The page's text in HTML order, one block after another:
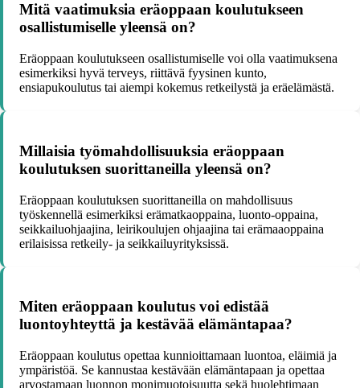
Mitä vaatimuksia eräoppaan koulutukseen
osallistumiselle yleensä on?
Eräoppaan koulutukseen osallistumiselle voi olla vaatimuksena
esimerkiksi hyvä terveys, riittävä fyysinen kunto,
ensiapukoulutus tai aiempi kokemus retkeilystä ja eräelämästä.
Millaisia työmahdollisuuksia eräoppaan
koulutuksen suorittaneilla yleensä on?
Eräoppaan koulutuksen suorittaneilla on mahdollisuus
työskennellä esimerkiksi erämatkaoppaina, luonto-oppaina,
seikkailuohjaajina, leirikoulujen ohjaajina tai erämaaoppaina
erilaisissa retkeily- ja seikkailuyrityksissä.
Miten eräoppaan koulutus voi edistää
luontoyhteyttä ja kestävää elämäntapaa?
Eräoppaan koulutus opettaa kunnioittamaan luontoa, eläimiä ja
ympäristöä. Se kannustaa kestävään elämäntapaan ja opettaa
arvostamaan luonnon monimuotoisuutta sekä huolehtimaan